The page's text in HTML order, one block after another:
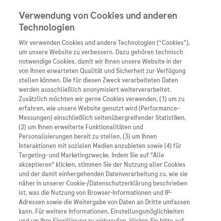
Unternehmen
Übersicht
Wer wir sind
Was uns antreibt
Unsere Standorte
Roche Stories
Events
Innovation
Übersicht
Forschung
Personalisierte
Digitalisierung
Blog Zukunftslabor
Übersicht
Unser Service für
Informationen zu
Diagnostik ist
Klinische Studien
Arzneimittel
Übersicht
Arzneimittel A-Z
Roche Pipeline
Roche Fachportal
Diagnostik
Kontakt
Presse
Karriere
“Uns liegt eine grüne Stadt ebenso am Herzen wie
unser grüner Campus”, erklärt Martin Haag,
Werkleiter bei Roche in Mannheim und ergänzt: “Als
Verwendung von Cookies und anderen
Technologien
Wir verwenden Cookies und andere Technologien (“Cookies”),
um unsere Website zu verbessern. Dazu gehören technisch
notwendige Cookies, damit wir Ihnen unsere Website in der
von Ihnen erwarteten Qualität und Sicherheit zur Verfügung
stellen können. Die für diesen Zweck verarbeiteten Daten
werden ausschließlich anonymisiert weiterverarbeitet.
Zusätzlich möchten wir gerne Cookies verwenden, (1) um zu
erfahren, wie unsere Website genutzt wird (Performance-
Messungen) einschließlich seitenübergreifender Statistiken,
(2) um Ihnen erweiterte Funktionalitäten und
Personalisierungen bereit zu stellen, (3) um Ihnen
Interaktionen mit sozialen Medien anzubieten sowie (4) für
Targeting- und Marketingzwecke. Indem Sie auf "Alle
akzeptieren" klicken, stimmen Sie der Nutzung aller Cookies
und der damit einhergehenden Datenverarbeitung zu, wie sie
näher in unserer Cookie-/Datenschutzerklärung beschrieben
ist, was die Nutzung von Browser-Informationen und IP-
Adressen sowie die Weitergabe von Daten an Dritte umfassen
kann. Für weitere Informationen, Einstellungsmöglichkeiten